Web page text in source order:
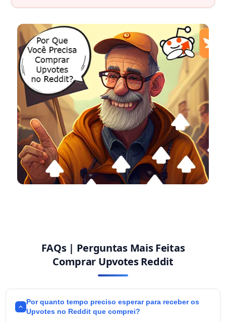
FAQs | Perguntas Mais Feitas
Comprar Upvotes Reddit
Por quanto tempo preciso esperar para receber os
Upvotes no Reddit que comprei?